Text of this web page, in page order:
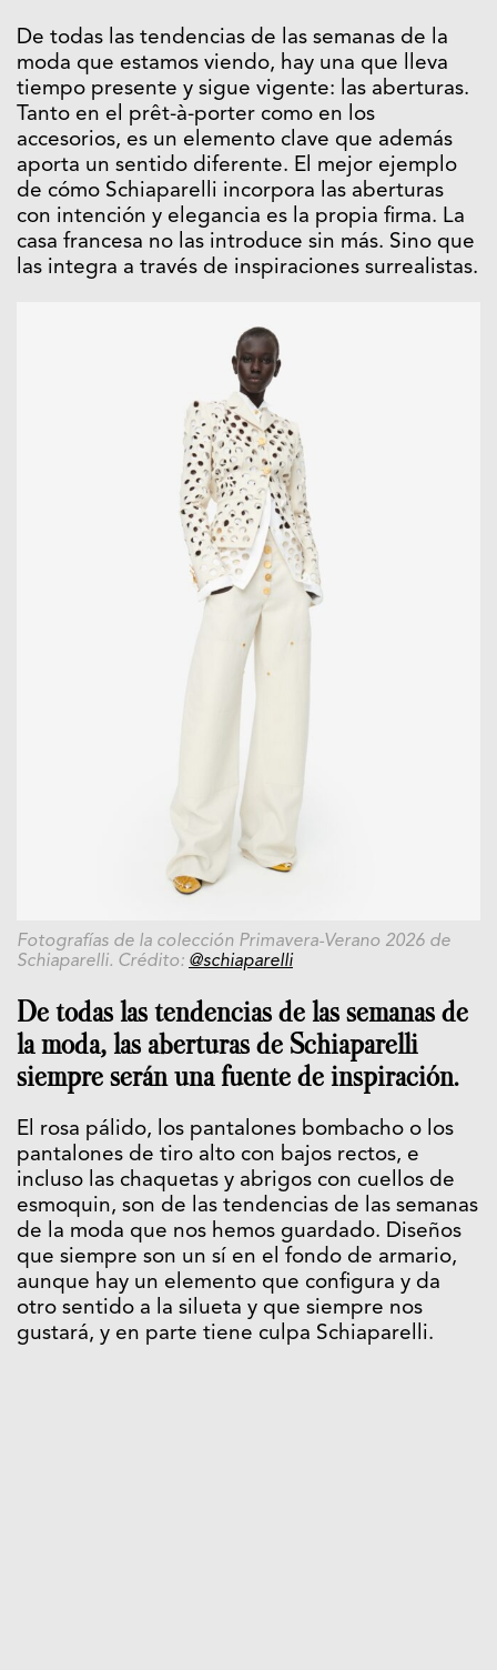
De todas las tendencias de las semanas de la
moda que estamos viendo, hay una que lleva
tiempo presente y sigue vigente: las aberturas.
Tanto en el prêt-à-porter como en los
accesorios, es un elemento clave que además
aporta un sentido diferente. El mejor ejemplo
de cómo Schiaparelli incorpora las aberturas
con intención y elegancia es la propia firma. La
casa francesa no las introduce sin más. Sino que
las integra a través de inspiraciones surrealistas.
Fotografías de la colección Primavera-Verano 2026 de
Schiaparelli. Crédito: @schiaparelli
De todas las tendencias de las semanas de
la moda, las aberturas de Schiaparelli
siempre serán una fuente de inspiración.
El rosa pálido, los pantalones bombacho o los
pantalones de tiro alto con bajos rectos, e
incluso las chaquetas y abrigos con cuellos de
esmoquin, son de las tendencias de las semanas
de la moda que nos hemos guardado. Diseños
que siempre son un sí en el fondo de armario,
aunque hay un elemento que configura y da
otro sentido a la silueta y que siempre nos
gustará, y en parte tiene culpa Schiaparelli.